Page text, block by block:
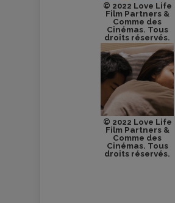
© 2022 Love Life
Film Partners &
Comme des
Cinémas. Tous
droits réservés.
© 2022 Love Life
Film Partners &
Comme des
Cinémas. Tous
droits réservés.